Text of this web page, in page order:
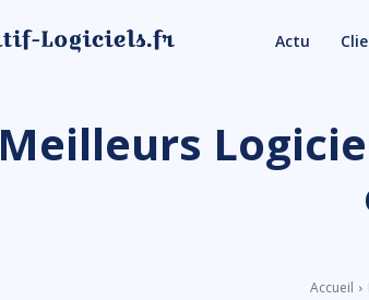
Actu
Meilleurs
Accueil